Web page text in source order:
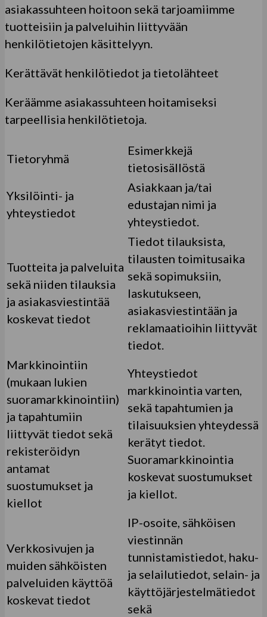
asiakassuhteen hoitoon sekä tarjoamiimme
tuotteisiin ja palveluihin liittyvään
henkilötietojen käsittelyyn.
Kerättävät henkilötiedot ja tietolähteet
Keräämme asiakassuhteen hoitamiseksi
tarpeellisia henkilötietoja.
Tietoryhmä
Esimerkkejä
tietosisällöstä
Yksilöinti- ja
yhteystiedot
Asiakkaan ja/tai
edustajan nimi ja
yhteystiedot.
Tuotteita ja palveluita
sekä niiden tilauksia
ja asiakasviestintää
koskevat tiedot
Tiedot tilauksista,
tilausten toimitusaika
sekä sopimuksiin,
laskutukseen,
asiakasviestintään ja
reklamaatioihin liittyvät
tiedot.
Markkinointiin
(mukaan lukien
suoramarkkinointiin)
ja tapahtumiin
liittyvät tiedot sekä
rekisteröidyn
antamat
suostumukset ja
kiellot
Yhteystiedot
markkinointia varten,
sekä tapahtumien ja
tilaisuuksien yhteydessä
kerätyt tiedot.
Suoramarkkinointia
koskevat suostumukset
ja kiellot.
Verkkosivujen ja
muiden sähköisten
palveluiden käyttöä
koskevat tiedot
IP-osoite, sähköisen
viestinnän
tunnistamistiedot, haku-
ja selailutiedot, selain- ja
käyttöjärjestelmätiedot
sekä